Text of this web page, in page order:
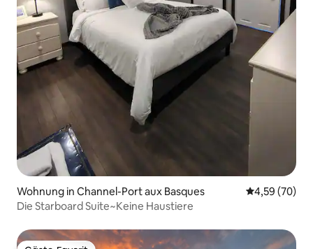
Wohnung in Channel-Port aux Basques
4,59 (70)
Die Starboard Suite~Keine Haustiere